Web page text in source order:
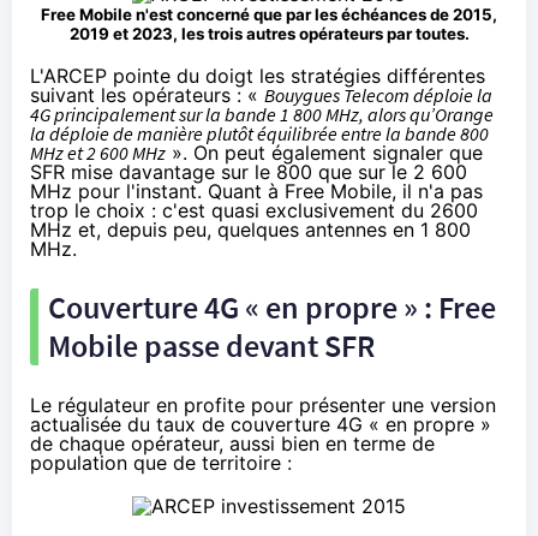
Free Mobile n'est concerné que par les échéances de 2015,
2019 et 2023, les trois autres opérateurs par toutes.
L'ARCEP pointe du doigt les stratégies différentes
suivant les opérateurs : « Bouygues Telecom déploie la
4Gprincipalement sur la bande 1 800 MHz, alors qu’Orange
la déploie de manière plutôt équilibrée entre la bande 800
MHz et 2 600 MHz ». On peut également signaler que
SFR mise davantage sur le 800 que sur le 2 600
MHz pour l'instant. Quant à Free Mobile, il n'a pas
trop le choix : c'est quasi exclusivement du 2600
MHz et, depuis peu, quelques antennes en 1 800
MHz.
Couverture4G « en propre » : Free
Mobile passe devantSFR
Le régulateur en profite pour présenter une version
actualisée du taux de couverture 4G « en propre »
de chaque opérateur, aussi bien en terme de
population que de territoire :